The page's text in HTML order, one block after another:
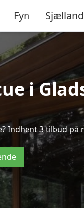
Fyn Sjælland
i
Indhent 3 tilbud på